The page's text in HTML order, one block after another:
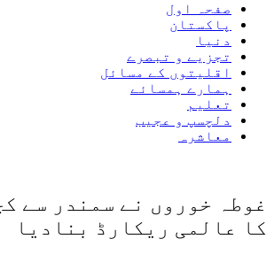
صفحہ اول
پاکستان
دنیا
تجزیے و تبصرے
اقلیتوں کے مسائل
ہمارے ہمسائے
تعلیم
دلچسپ و عجیب
معاشرہ
غوطہ خوروں نے سمندر سے
کا عالمی ریکارڈ بنادیا